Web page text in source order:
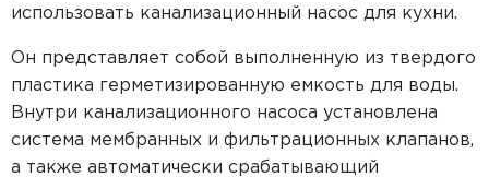
Бурение на воду в Московской области
Обустройство песчаных скважин
Цены на обустройство скважин
Пластиковые кессоны Титан
Канализация загородного дома
Септик под ключ
Станция очистки БиоДека
Разводка воды в частном доме
Горячее водоснабжение частного дома
Водоочистка в загородном доме
Главная О компании
Статьи Контакты
Каталог товаров
использовать канализационный насос для кухни.
Он представляет собой выполненную из твердого
пластика герметизированную емкость для воды.
Внутри канализационного насоса установлена
система мембранных и фильтрационных клапанов,
а также автоматически срабатывающий